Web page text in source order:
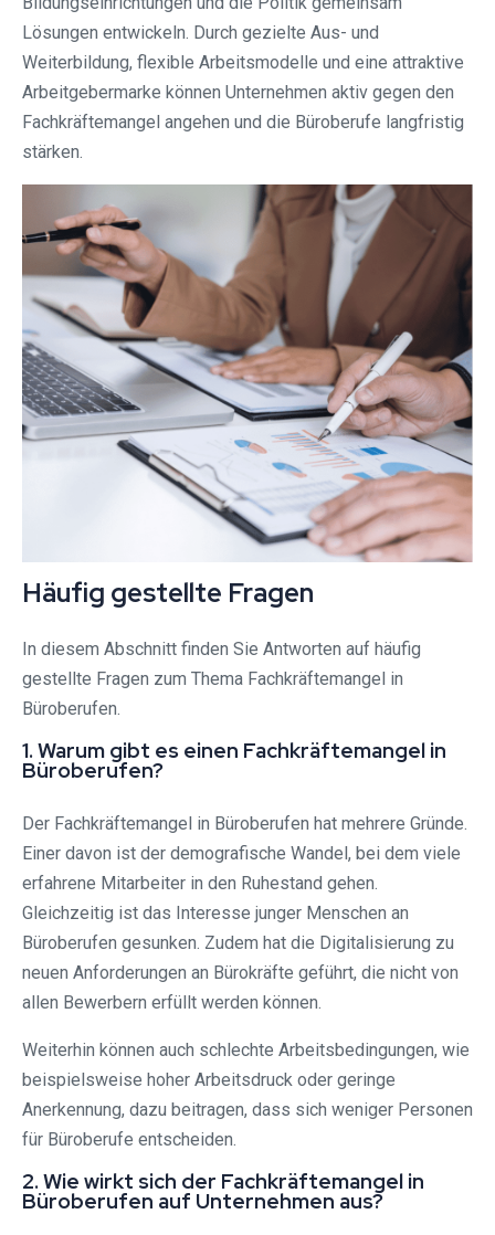
Lösungen entwickeln. Durch gezielte Aus- und
Weiterbildung, flexible Arbeitsmodelle und eine attraktive
Arbeitgebermarke können Unternehmen aktiv gegen den
Fachkräftemangel angehen und die Büroberufe langfristig
stärken.
Häufig gestellte Fragen
In diesem Abschnitt finden Sie Antworten auf häufig
gestellte Fragen zum Thema Fachkräftemangel in
Büroberufen.
1. Warum gibt es einen Fachkräftemangel in
Büroberufen?
Der Fachkräftemangel in Büroberufen hat mehrere Gründe.
Einer davon ist der demografische Wandel, bei dem viele
erfahrene Mitarbeiter in den Ruhestand gehen.
Gleichzeitig ist das Interesse junger Menschen an
Büroberufen gesunken. Zudem hat die Digitalisierung zu
neuen Anforderungen an Bürokräfte geführt, die nicht von
allen Bewerbern erfüllt werden können.
Weiterhin können auch schlechte Arbeitsbedingungen, wie
beispielsweise hoher Arbeitsdruck oder geringe
Anerkennung, dazu beitragen, dass sich weniger Personen
für Büroberufe entscheiden.
2. Wie wirkt sich der Fachkräftemangel in
Büroberufen auf Unternehmen aus?